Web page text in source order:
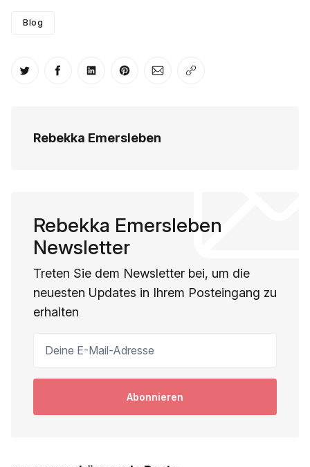
Blog
Auf Twitter teilen
Auf Facebook teilen
Auf LinkedIn teilen
Auf Pinterest teilen
Per E-Mail teilen
Link kopieren
Rebekka Emersleben
Rebekka Emersleben
Newsletter
Treten Sie dem Newsletter bei, um die
neuesten Updates in Ihrem Posteingang zu
erhalten
Abonnieren